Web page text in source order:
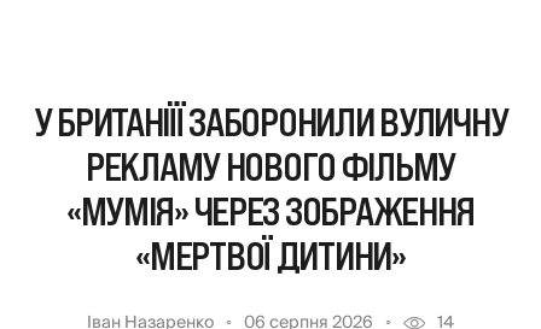
У БРИТАНІЇЇ ЗАБОРОНИЛИ ВУЛИЧНУ
РЕКЛАМУ НОВОГО ФІЛЬМУ
«МУМІЯ» ЧЕРЕЗ ЗОБРАЖЕННЯ
«МЕРТВОЇ ДИТИНИ»
Іван Назаренко 06 серпня 2026 14